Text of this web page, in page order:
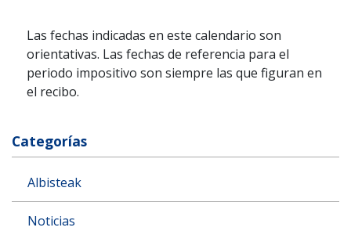
Las fechas indicadas en este calendario son
orientativas. Las fechas de referencia para el
periodo impositivo son siempre las que figuran en
el recibo.
Categorías
Albisteak
Noticias